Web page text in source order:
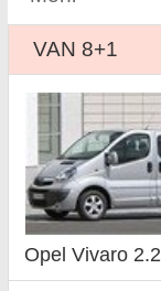
VAN 8+1
Opel Vivaro 2.2